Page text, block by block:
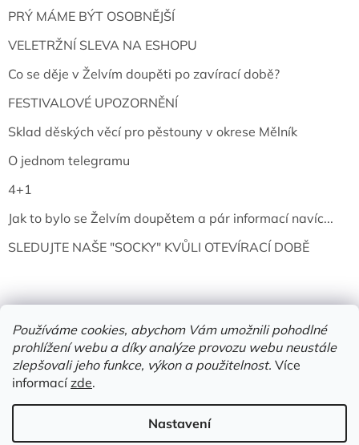
Používáme cookies, abychom Vám umožnili pohodlné
prohlížení webu a díky analýze provozu webu neustále
zlepšovali jeho funkce, výkon a použitelnost. Více
informacízde.
Nastavení
PRÝ MÁME BÝT OSOBNĚJŠÍ
VELETRŽNÍ SLEVA NA ESHOPU
Co se děje v Želvím doupěti po zavírací době?
FESTIVALOVÉ UPOZORNĚNÍ
Sklad děských věcí pro pěstouny v okrese Mělník
O jednom telegramu
4+1
Jak to bylo se Želvím doupětem a pár informací navíc...
SLEDUJTE NAŠE "SOCKY" KVŮLI OTEVÍRACÍ DOBĚ
Vytvořil Shoptet